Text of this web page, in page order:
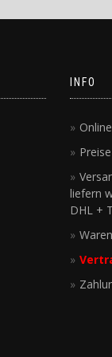
INFO
liefern
DHL +